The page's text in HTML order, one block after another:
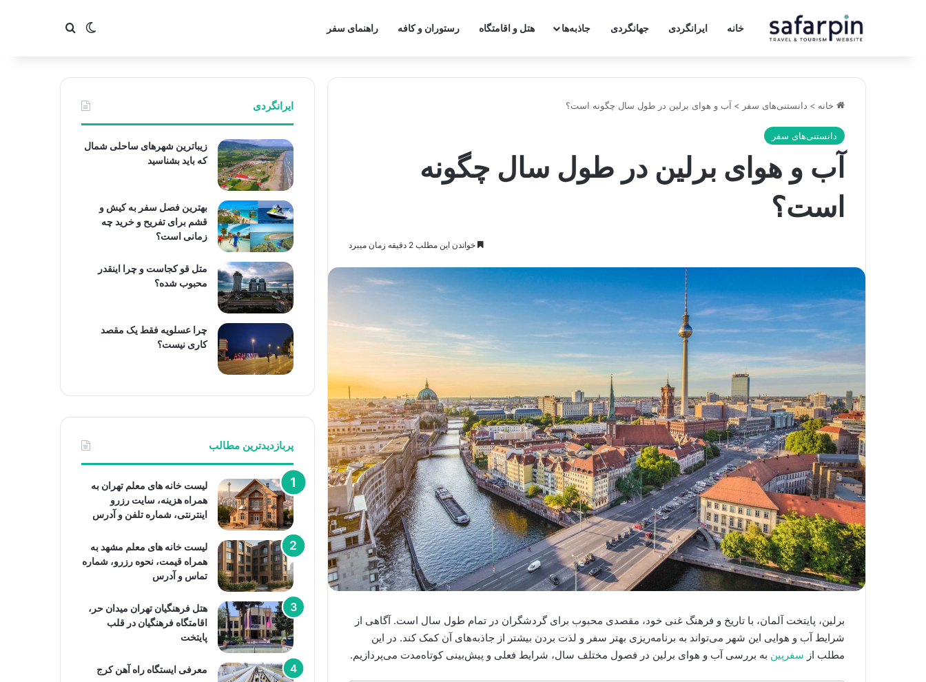
خانه ایرانگردی جهانگردی جاذبه‌ها هتل و اقامتگاه رستوران و کافه راهنمای سفر تغییر پوسته
جستجو برای
خانه > دانستنی‌های سفر > آب و هوای برلین در طول سال چگونه است؟
دانستنی‌های سفر
آب و هوای برلین در طول سال چگونه
است؟
خواندن این مطلب 2 دقیقه زمان میبرد
برلین، پایتخت آلمان، با تاریخ و فرهنگ غنی خود، مقصدی محبوب برای گردشگران در تمام طول سال است. آگاهی از
شرایط آب و هوایی این شهر می‌تواند به برنامه‌ریزی بهتر سفر و لذت بردن بیشتر از جاذبه‌های آن کمک کند. در این
مطلب از سفرپین به بررسی آب و هوای برلین در فصول مختلف سال، شرایط فعلی و پیش‌بینی کوتاه‌مدت می‌پردازیم.
ایرانگردی
زیباترین شهرهای ساحلی شمال
که باید بشناسید
بهترین فصل سفر به کیش و
قشم برای تفریح و خرید چه
زمانی است؟
متل قو کجاست و چرا اینقدر
محبوب شده؟
چرا عسلویه فقط یک مقصد
کاری نیست؟
پربازدیدترین مطالب
لیست خانه های معلم تهران به
همراه هزینه، سایت رزرو
اینترنتی، شماره تلفن و آدرس
لیست خانه های معلم مشهد به
همراه قیمت، نحوه رزرو، شماره
تماس و آدرس
هتل فرهنگیان تهران میدان حر،
اقامتگاه فرهنگیان در قلب
پایتخت
معرفی ایستگاه راه آهن کرج